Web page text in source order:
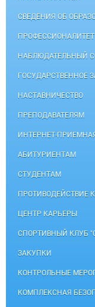
СВЕДЕНИЯ ОБ
ПРОФЕССИОНАЛИТЕТ
НАБЛЮДАТЕЛЬНЫЙ
ГОСУДАРСТВЕННОЕ
НАСТАВНИЧЕСТВО
ПРЕПОДАВАТЕЛЯМ
ИНТЕРНЕТ-
АБИТУРИЕНТАМ
СТУДЕНТАМ
ПРОТИВОДЕЙСТВИЕ
ЦЕНТР КАРЬЕРЫ
СПОРТИВНЫЙ КЛУБ
ЗАКУПКИ
КОНТРОЛЬНЫЕ
КОМПЛЕКСНАЯ